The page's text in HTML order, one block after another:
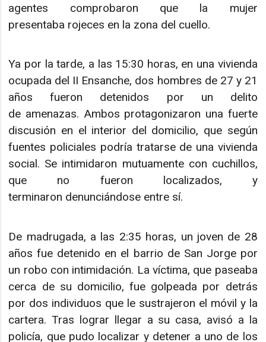
agentes comprobaron que la mujer
presentaba rojeces en la zona del cuello.
Ya por la tarde, a las 15:30 horas, en una vivienda
ocupada del II Ensanche, dos hombres de 27 y 21
años fueron detenidos por un delito
de amenazas. Ambos protagonizaron una fuerte
discusión en el interior del domicilio, que según
fuentes policiales podría tratarse de una vivienda
social. Se intimidaron mutuamente con cuchillos,
que no fueron localizados, y
terminaron denunciándose entre sí.
De madrugada, a las 2:35 horas, un joven de 28
años fue detenido en el barrio de San Jorge por
un robo con intimidación. La víctima, que paseaba
cerca de su domicilio, fue golpeada por detrás
por dos individuos que le sustrajeron el móvil y la
cartera. Tras lograr llegar a su casa, avisó a la
policía, que pudo localizar y detener a uno de los